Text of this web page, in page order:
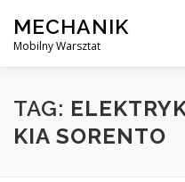
content
MECHANIK
Mobilny Warsztat
MOBILNY MECHANIK
TAG:
KIA SORENTO